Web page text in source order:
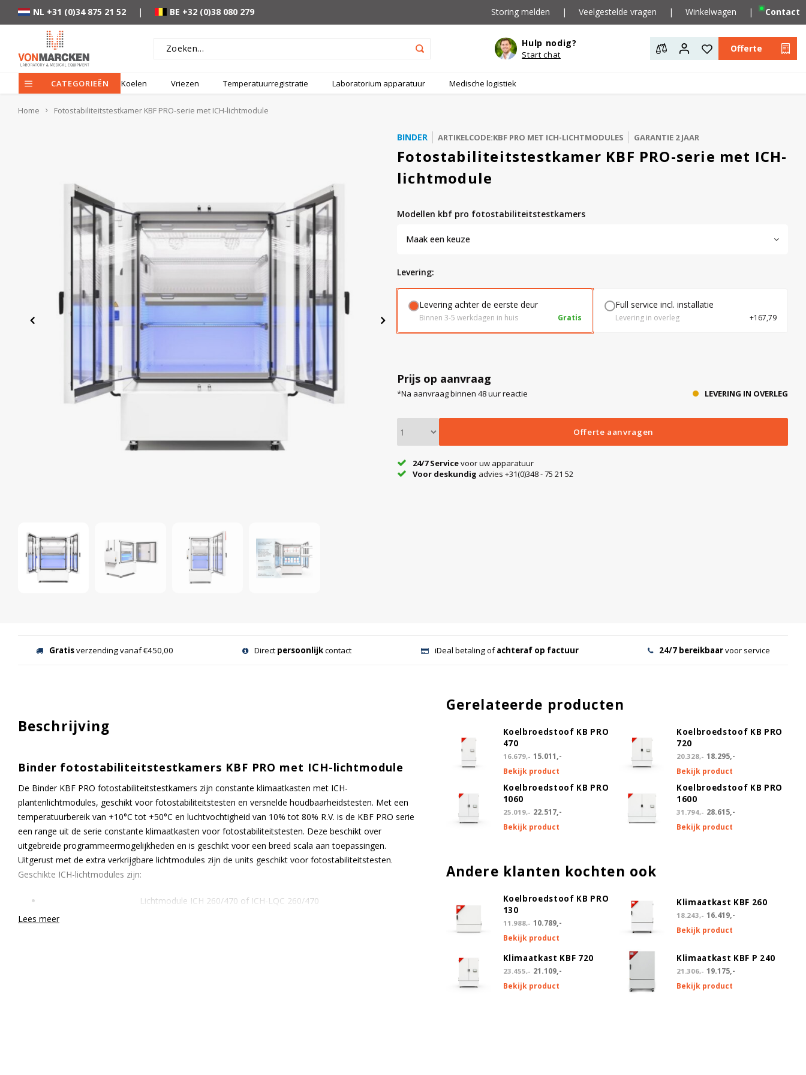
NL +31 (0)34 875 21 52 | BE +32 (0)38 080 279 Storing melden | Veelgestelde vragen | Winkelwagen | Contact
Hulp nodig?
Start chat
Offerte
CATEGORIEËN Koelen Vriezen Temperatuurregistratie Laboratorium apparatuur Medische logistiek
Home Fotostabiliteitstestkamer KBF PRO-serie met ICH-lichtmodule
BINDER ARTIKELCODE:KBF PRO MET ICH-LICHTMODULES GARANTIE 2 JAAR
Fotostabiliteitstestkamer KBF PRO-serie met ICH-
lichtmodule
modellen kbf pro fotostabiliteitstestkamers
Maak een keuze
levering:
Levering achter de eerste deur
Binnen 3-5 werkdagen in huis Gratis
Full service incl. installatie
Levering in overleg +167,79
Prijs op aanvraag
*Na aanvraag binnen 48 uur reactie LEVERING IN OVERLEG
Offerte aanvragen
24/7 Servicevoor uw apparatuur
Voor deskundig advies +31(0)348 - 75 21 52
Gratisverzending vanaf €450,00 Direct persoonlijkcontact iDeal betaling ofachteraf op factuur 24/7 bereikbaarvoor service
Beschrijving
Binder fotostabiliteitstestkamers KBF PRO met ICH-lichtmodule
De Binder KBF PRO fotostabiliteitstestkamers zijn constante klimaatkasten met ICH-
plantenlichtmodules, geschikt voor fotostabiliteitstesten en versnelde houdbaarheidstesten. Met een
temperatuurbereik van +10°C tot +50°C en luchtvochtigheid van 10% tot 80% R.V. is de KBF PRO serie
een range uit de serie constante klimaatkasten voor fotostabiliteitstesten. Deze beschikt over
uitgebreide programmeermogelijkheden en is geschikt voor een breed scala aan toepassingen.
Uitgerust met de extra verkrijgbare lichtmodules zijn de units geschikt voor fotostabiliteitstesten.
Geschikte ICH-lichtmodules zijn:
Lichtmodule ICH 260/470 of ICH-LQC 260/470
Lees meer
Gerelateerde producten
Koelbroedstoof KB PRO
470
16.679,- 15.011,-
Bekijk product
Koelbroedstoof KB PRO
720
20.328,- 18.295,-
Bekijk product
Koelbroedstoof KB PRO
1060
25.019,- 22.517,-
Bekijk product
Koelbroedstoof KB PRO
1600
31.794,- 28.615,-
Bekijk product
Andere klanten kochten ook
Koelbroedstoof KB PRO
130
11.988,- 10.789,-
Bekijk product
Klimaatkast KBF 260
18.243,- 16.419,-
Bekijk product
Klimaatkast KBF 720
23.455,- 21.109,-
Bekijk product
Klimaatkast KBF P 240
21.306,- 19.175,-
Bekijk product